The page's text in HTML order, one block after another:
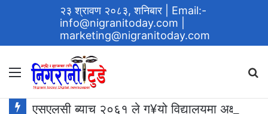
२३ श्रावण २०८३, शनिबार
| Email:-
info@nigranitoday.com
marketing@nigranitoday.com
Menu